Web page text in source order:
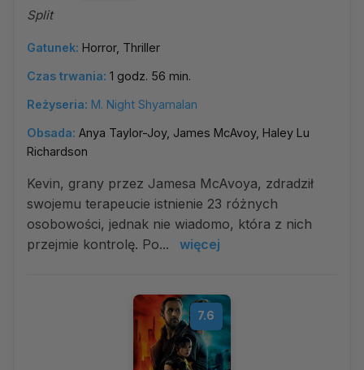
Split
Gatunek: Horror, Thriller
Czas trwania: 1 godz. 56 min.
Reżyseria: M. Night Shyamalan
Obsada: Anya Taylor-Joy, James McAvoy, Haley Lu
Richardson
Kevin, grany przez Jamesa McAvoya, zdradził
swojemu terapeucie istnienie 23 różnych
osobowości, jednak nie wiadomo, która z nich
przejmie kontrolę. Po...
więcej
7.6